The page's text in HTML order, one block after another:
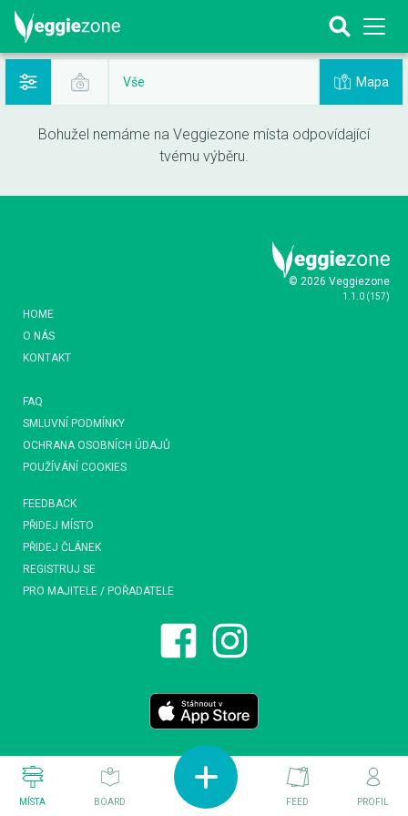
Vše Mapa
Bohužel nemáme na Veggiezone místa odpovídající
tvému výběru.
© 2026 Veggiezone
1.1.0 (157)
HOME
O NÁS
KONTAKT
FAQ
SMLUVNÍ PODMÍNKY
OCHRANA OSOBNÍCH ÚDAJŮ
POUŽÍVÁNÍ COOKIES
FEEDBACK
PŘIDEJ MÍSTO
PŘIDEJ ČLÁNEK
REGISTRUJ SE
PRO MAJITELE / POŘADATELE
MÍSTA BOARD FEED PROFIL